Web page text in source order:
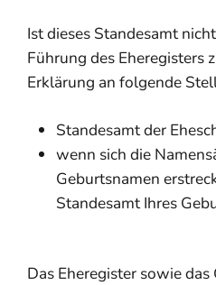
Ist dieses Standesamt
Führung des Eheregisters
Erklärung an folgende
Standesamt der
wenn sich die
Geburtsnamen
Standesamt Ihres
Das Eheregister sowie